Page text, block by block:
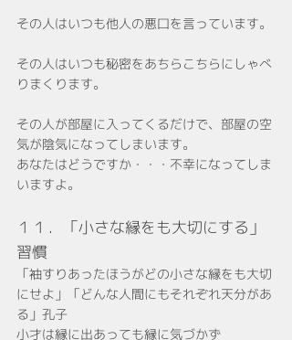
その人はいつも他人の悪口を言っています。
その人はいつも秘密をあちらこちらにしゃべ
りまくります。
その人が部屋に入ってくるだけで、部屋の空
気が陰気になってしまいます。
あなたはどうですか・・・不幸になってしま
いますよ。
１１．「小さな縁をも大切にする」
習慣
「袖すりあったほうがどの小さな縁をも大切
にせよ」「どんな人間にもそれぞれ天分があ
る」孔子
小才は縁に出あっても縁に気づかず